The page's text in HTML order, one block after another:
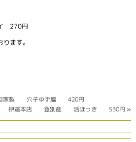
270円
ます。
製 穴子ゆず塩 420円
伊達本店 登別産 活ほっき 530円 »